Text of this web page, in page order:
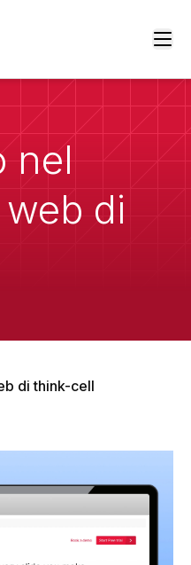
nel
di
di think-cell